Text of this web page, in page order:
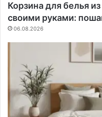
Корзина для белья
своими руками:
06.08.2026